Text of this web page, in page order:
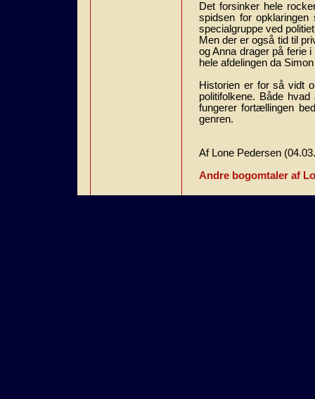
Det forsinker hele
spidsen for
specialgruppe ved
Men der er også tid til
og Anna drager på ferie
hele afdelingen da
Historien er for så vidt
politifolkene. Både
fungerer fortællingen
genren.
Af Lone Pedersen
Andre bogomtaler af